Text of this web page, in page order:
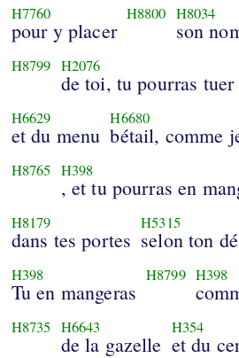
H7760
pour y placer
H8800 H8034
son
H8799 H2076
de toi, tu pourras tuer
H6629
et du menu
H6680
bétail, comme
H8765 H398
, et tu pourras en
H8179
dans tes portes
H5315
selon ton
H398
Tu en mangeras
H8799 H398
H8735 H6643
de la gazelle
H354
et du